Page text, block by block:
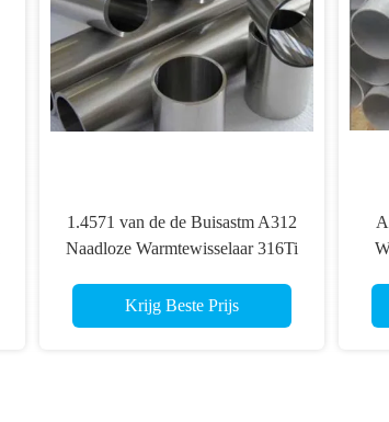
1.4571 van de de Buisastm A312
Naadloze Warmtewisselaar 316Ti
het Roestvrije staalpijp
Krijg Beste Prijs